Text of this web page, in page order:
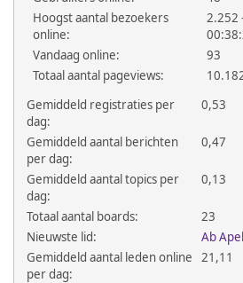
Hoogst aantal bezoekers
online:
2.252
Vandaag online:
93
Totaal aantal pageviews:
Gemiddeld registraties per
dag:
0,53
Gemiddeld aantal berichten
per dag:
0,47
Gemiddeld aantal topics per
dag:
0,13
Totaal aantal boards:
23
Nieuwste lid:
Ab
Gemiddeld aantal leden online
per dag:
21,11